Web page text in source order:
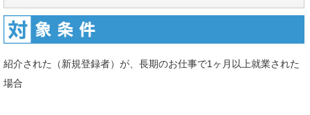
紹介された（新規登録者）が、長期のお仕事で1ヶ月以上就業された
場合